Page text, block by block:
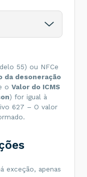
55) ou NFCe
da desoneração
o Valor do ICMS
) for igual à
627 – O valor
exceção, apenas